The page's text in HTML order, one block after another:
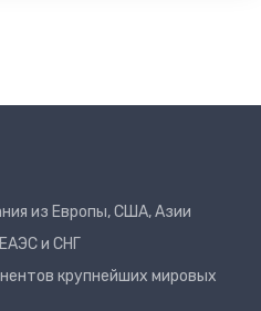
из Европы, США, Азии
и СНГ
крупнейших мировых